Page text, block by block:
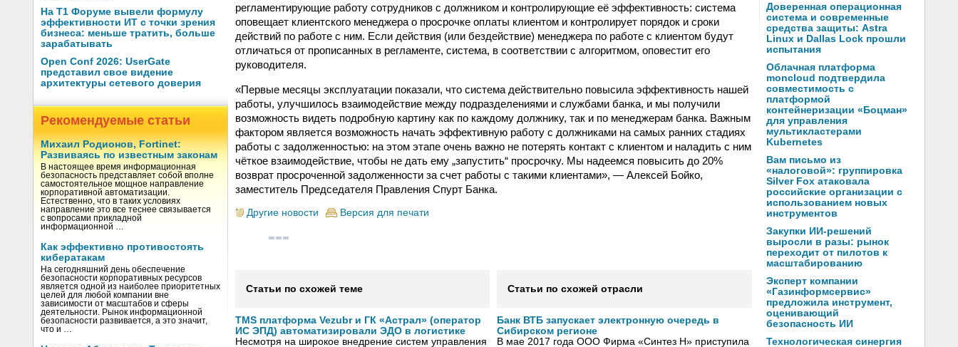
На Т1 Форуме вывели формулу
эффективности ИТ с точки зрения
бизнеса: меньше тратить, больше
зарабатывать
Open Conf 2026: UserGate
представил свое видение
архитектуры сетевого доверия
Рекомендуемые статьи
Михаил Родионов, Fortinet:
Развиваясь по известным законам
В настоящее время информационная
безопасность представляет собой вполне
самостоятельное мощное направление
корпоративной автоматизации.
Естественно, что в таких условиях
направление это все теснее связывается
с вопросами прикладной
информационной …
Как эффективно противостоять
кибератакам
На сегодняшний день обеспечение
безопасности корпоративных ресурсов
является одной из наиболее приоритетных
целей для любой компании вне
зависимости от масштабов и сферы
деятельности. Рынок информационной
безопасности развивается, а это значит,
что и …
регламентирующие работу сотрудников с должником и контролирующие её эффективность: система
оповещает клиентского менеджера о просрочке оплаты клиентом и контролирует порядок и сроки
действий по работе с ним. Если действия (или бездействие) менеджера по работе с клиентом будут
отличаться от прописанных в регламенте, система, в соответствии с алгоритмом, оповестит его
руководителя.
«Первые месяцы эксплуатации показали, что система действительно повысила эффективность нашей
работы, улучшилось взаимодействие между подразделениями и службами банка, и мы получили
возможность видеть подробную картину как по каждому должнику, так и по менеджерам банка. Важным
фактором является возможность начать эффективную работу с должниками на самых ранних стадиях
работы с задолженностью: на этом этапе очень важно не потерять контакт с клиентом и наладить с ним
чёткое взаимодействие, чтобы не дать ему „запустить“ просрочку. Мы надеемся повысить до 20%
возврат просроченной задолженности за счет работы с такими клиентами», — Алексей Бойко,
заместитель Председателя Правления Спурт Банка.
Другие новости Версия для печати
Статьи по схожей теме
TMS платформа Vezubr и ГК «Астрал» (оператор
ИС ЭПД) автоматизировали ЭДО в логистике
Несмотря на широкое внедрение систем управления
Статьи по схожей отрасли
Банк ВТБ запускает электронную очередь в
Сибирском регионе
В мае 2017 года ООО Фирма «Синтез Н» приступила
Доверенная операционная
система и современные
средства защиты: Astra
Linux и Dallas Lock прошли
испытания
Облачная платформа
moncloud подтвердила
совместимость с
платформой
контейнеризации «Боцман»
для управления
мультикластерами
Kubernetes
Вам письмо из
«налоговой»: группировка
Silver Fox атаковала
российские организации с
использованием новых
инструментов
Закупки ИИ-решений
выросли в разы: рынок
переходит от пилотов к
масштабированию
Эксперт компании
«Газинформсервис»
предложила инструмент,
оценивающий
безопасность ИИ
Технологическая синергия